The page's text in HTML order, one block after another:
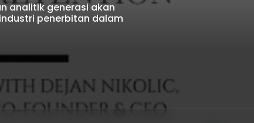
analitik generasi akan
penerbitan dalam